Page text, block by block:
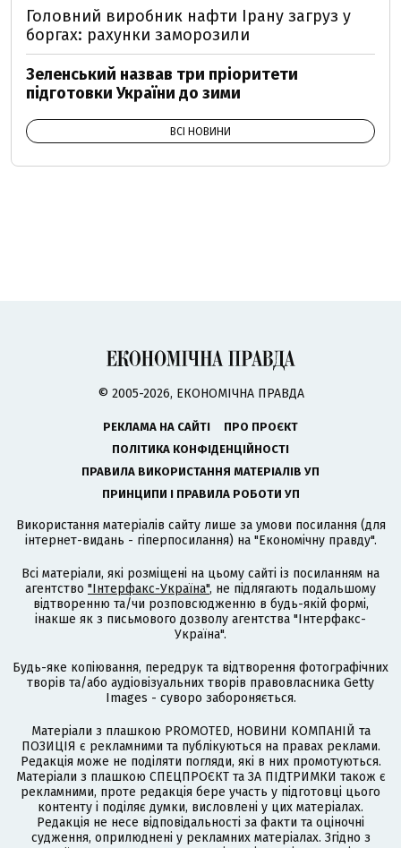
Головний виробник нафти Ірану загруз у
боргах: рахунки заморозили
Зеленський назвав три пріоритети
підготовки України до зими
ВСІ НОВИНИ
© 2005-2026, ЕКОНОМІЧНА ПРАВДА
РЕКЛАМА НА САЙТІ
ПРО ПРОЄКТ
ПОЛІТИКА КОНФІДЕНЦІЙНОСТІ
ПРАВИЛА ВИКОРИСТАННЯ МАТЕРІАЛІВ УП
ПРИНЦИПИ І ПРАВИЛА РОБОТИ УП
Використання матеріалів сайту лише за умови посилання (для
інтернет-видань - гіперпосилання) на "Економічну правду".
Всі матеріали, які розміщені на цьому сайті із посиланням на
агентство "Інтерфакс-Україна", не підлягають подальшому
відтворенню та/чи розповсюдженню в будь-якій формі,
інакше як з письмового дозволу агентства "Інтерфакс-
Україна".
Будь-яке копіювання, передрук та відтворення фотографічних
творів та/або аудіовізуальних творів правовласника Getty
Images - суворо забороняється.
Матеріали з плашкою PROMOTED, НОВИНИ КОМПАНІЙ та
ПОЗИЦІЯ є рекламними та публікуються на правах реклами.
Редакція може не поділяти погляди, які в них промотуються.
Матеріали з плашкою СПЕЦПРОЄКТ та ЗА ПІДТРИМКИ також є
рекламними, проте редакція бере участь у підготовці цього
контенту і поділяє думки, висловлені у цих матеріалах.
Редакція не несе відповідальності за факти та оціночні
судження, оприлюднені у рекламних матеріалах. Згідно з